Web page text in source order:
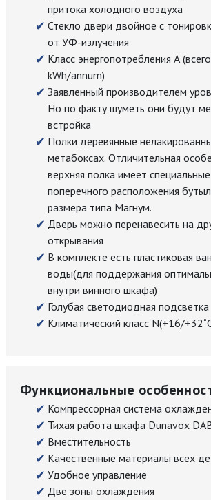
притока холодного воздуха
Стекло двери двойное с
от УФ-излучения
Класс энергопотребления А
kWh/annum)
Заявленный производителем
Но по факту шуметь они будут
встройка
Полки деревянные
метабоксах. Отличительная
верхняя полка имеет
поперечного расположения
размера типа Магнум.
Дверь можно перенавесить на
открывания
В комплекте есть пластиковая
воды(для поддержания
внутри винного шкафа)
Голубая светодиодная подсветка
Климатический класс N(+16/
Функциональные
Компрессорная система
Тихая работа шкафа Dunavox
Вместительность
Качественные материалы всех
Удобное управление
Две зоны охлаждения